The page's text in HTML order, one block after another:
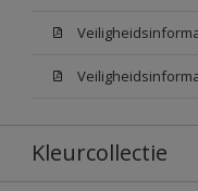
Kleurcollectie